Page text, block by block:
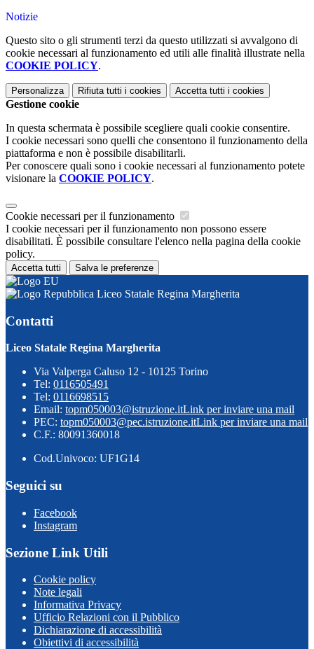
Notizie
Questo sito o gli strumenti terzi da questo utilizzati si avvalgono di
cookie necessari al funzionamento ed utili alle finalità illustrate nella
COOKIE POLICY.
Personalizza Rifiuta tutti i cookies Accetta tutti i cookies
Gestione cookie
In questa schermata è possibile scegliere quali cookie consentire.
I cookie necessari sono quelli che consentono il funzionamento della
piattaforma e non è possibile disabilitarli.
Per conoscere quali sono i cookie necessari al funzionamento potete
visionare la COOKIE POLICY.
Cookie necessari per il funzionamento
I cookie necessari per il funzionamento non possono essere
disabilitati. È possibile consultare l'elenco nella pagina della cookie
policy.
Accetta tutti Salva le preferenze
Liceo Statale Regina Margherita
Contatti
Liceo Statale Regina Margherita
Via Valperga Caluso 12 - 10125 Torino
Tel: 0116505491
Tel: 0116698515
Email: topm050003@istruzione.itLink per inviare una mail
PEC: topm050003@pec.istruzione.itLink per inviare una mail
C.F.: 80091360018
Cod.Univoco: UF1G14
Seguici su
Facebook
Instagram
Sezione Link Utili
Cookie policy
Note legali
Informativa Privacy
Ufficio Relazioni con il Pubblico
Dichiarazione di accessibilità
Obiettivi di accessibilità